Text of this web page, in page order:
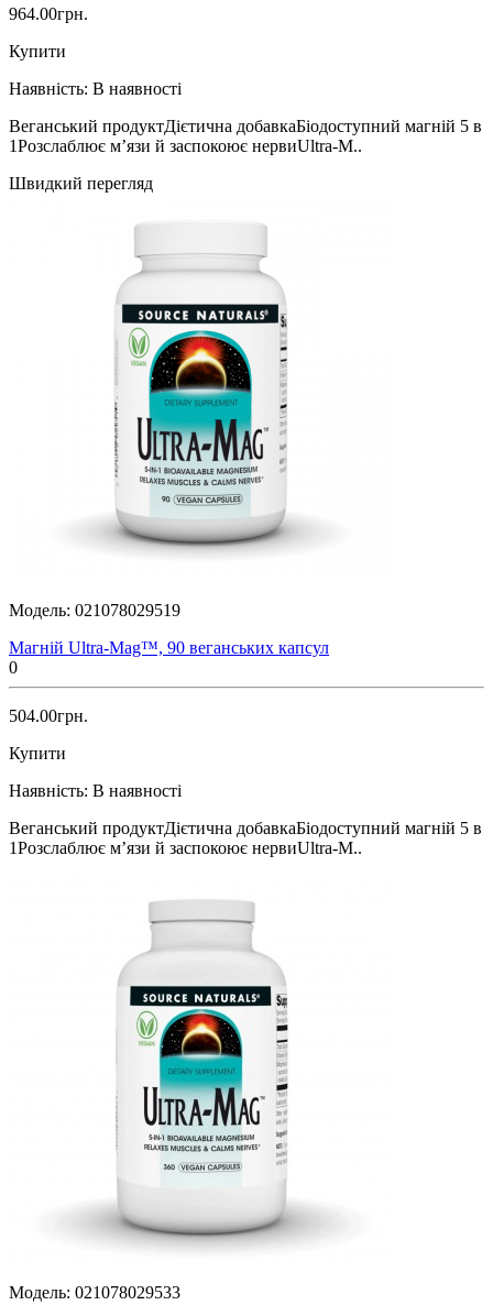
964.00грн.
Купити
Наявність: В наявності
Веганський продуктДієтична добавкаБіодоступний магній 5 в
1Розслаблює м’язи й заспокоює нервиUltra-M..
Швидкий перегляд
Модель: 021078029519
Магній Ultra-Mag™, 90 веганських капсул
0
504.00грн.
Купити
Наявність: В наявності
Веганський продуктДієтична добавкаБіодоступний магній 5 в
1Розслаблює м’язи й заспокоює нервиUltra-M..
Модель: 021078029533